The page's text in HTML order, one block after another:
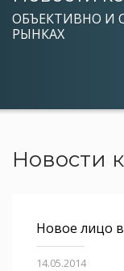
ОБЪЕКТИВНО И
РЫНКАХ
Новости
Новое лицо
14.05.2014